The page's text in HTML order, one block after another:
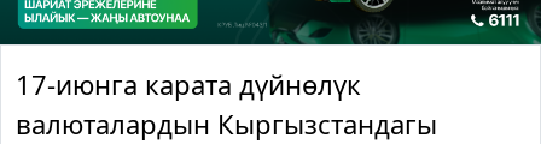
17-июнга карата дүйнөлүк
валюталардын Кыргызстандагы